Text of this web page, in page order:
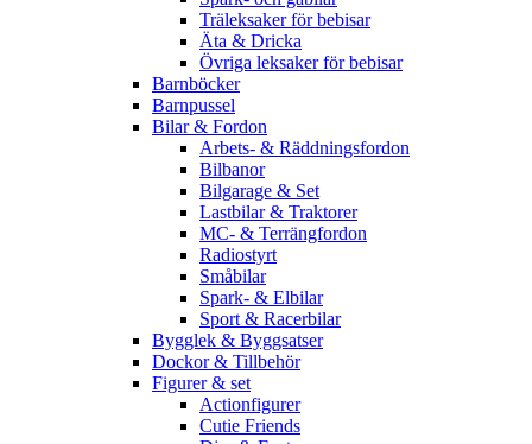
Träleksaker för bebisar
Äta & Dricka
Övriga leksaker för bebisar
Barnböcker
Barnpussel
Bilar & Fordon
Arbets- & Räddningsfordon
Bilbanor
Bilgarage & Set
Lastbilar & Traktorer
MC- & Terrängfordon
Radiostyrt
Småbilar
Spark- & Elbilar
Sport & Racerbilar
Bygglek & Byggsatser
Dockor & Tillbehör
Figurer & set
Actionfigurer
Cutie Friends